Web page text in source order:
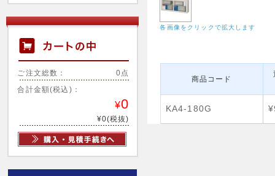
ご注文総数： 0点
合計金額(税込)：
¥0
¥0(税抜)
各画像をクリックで拡大します
商品コード
KA4-180G